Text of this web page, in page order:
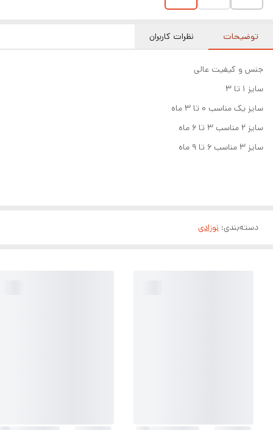
توضیحات نظرات کاربران
جنس و کیفیت عالی
سایز ۱ تا ۳
سایز یک مناسب ۰ تا ۳ ماه
سایز ۲ مناسب ۳ تا ۶ ماه
سایز ۳ مناسب ۶ تا ۹ ماه
دسته‌بندی: نوزادی